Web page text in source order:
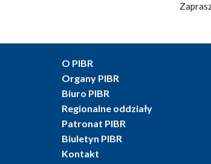
O PIBR
Organy PIBR
Biuro PIBR
Regionalne oddziały
Patronat PIBR
Biuletyn PIBR
Kontakt